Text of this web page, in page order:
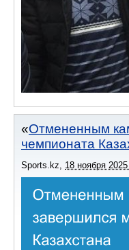
Отмененным
чемпионата
Sports.kz 18 ноября 2025